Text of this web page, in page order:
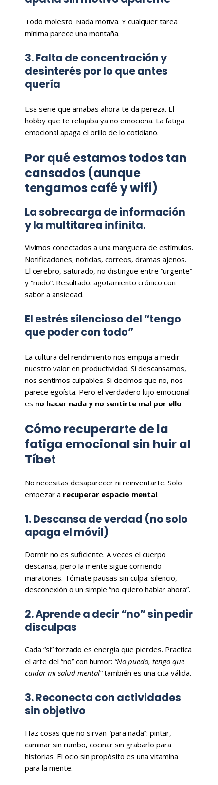
Todo molesto. Nada motiva. Y cualquier tarea
mínima parece una montaña.
3. Falta de concentración y
desinterés por lo que antes
quería
Esa serie que amabas ahora te da pereza. El
hobby que te relajaba ya no emociona. La fatiga
emocional apaga el brillo de lo cotidiano.
Por qué estamos todos tan
cansados ​​(aunque
tengamos café y wifi)
La sobrecarga de información
y la multitarea infinita.
Vivimos conectados a una manguera de estímulos.
Notificaciones, noticias, correos, dramas ajenos.
El cerebro, saturado, no distingue entre “urgente”
y “ruido”. Resultado: agotamiento crónico con
sabor a ansiedad.
El estrés silencioso del “tengo
que poder con todo”
La cultura del rendimiento nos empuja a medir
nuestro valor en productividad. Si descansamos,
nos sentimos culpables. Si decimos que no, nos
parece egoísta. Pero el verdadero lujo emocional
es no hacer nada y no sentirte mal por ello.
Cómo recuperarte de la
fatiga emocional sin huir al
Tíbet
No necesitas desaparecer ni reinventarte. Solo
empezar a recuperar espacio mental.
1. Descansa de verdad (no solo
apaga el móvil)
Dormir no es suficiente. A veces el cuerpo
descansa, pero la mente sigue corriendo
maratones. Tómate pausas sin culpa: silencio,
desconexión o un simple “no quiero hablar ahora”.
2. Aprende a decir “no” sin pedir
disculpas
Cada “sí” forzado es energía que pierdes. Practica
el arte del “no” con humor: “No puedo, tengo que
cuidar mi salud mental”también es una cita válida.
3. Reconecta con actividades
sin objetivo
Haz cosas que no sirvan “para nada”: pintar,
caminar sin rumbo, cocinar sin grabarlo para
historias. El ocio sin propósito es una vitamina
para la mente.